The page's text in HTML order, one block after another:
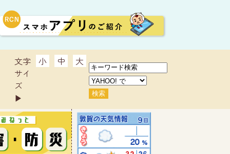
文字
サイ
ズ
▶︎
小 中 大